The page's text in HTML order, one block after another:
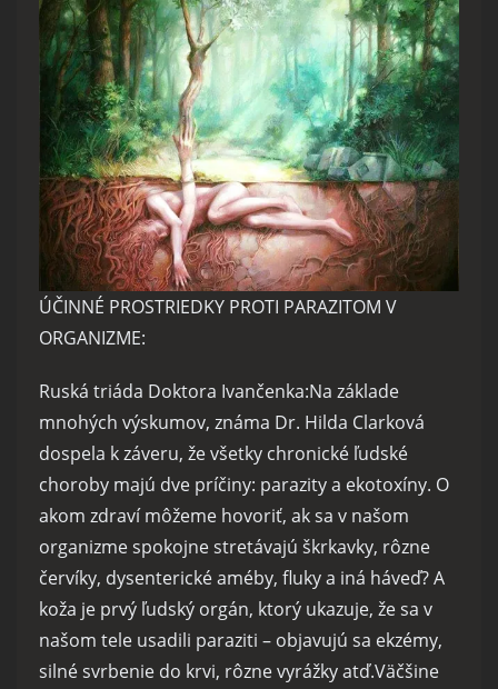
ÚČINNÉ PROSTRIEDKY PROTI PARAZITOM V
ORGANIZME:
Ruská triáda Doktora Ivančenka:Na základe
mnohých výskumov, známa Dr. Hilda Clarková
dospela k záveru, že všetky chronické ľudské
choroby majú dve príčiny: parazity a ekotoxíny. O
akom zdraví môžeme hovoriť, ak sa v našom
organizme spokojne stretávajú škrkavky, rôzne
červíky, dysenterické améby, fluky a iná háveď? A
koža je prvý ľudský orgán, ktorý ukazuje, že sa v
našom tele usadili paraziti – objavujú sa ekzémy,
silné svrbenie do krvi, rôzne vyrážky atď.Väčšine